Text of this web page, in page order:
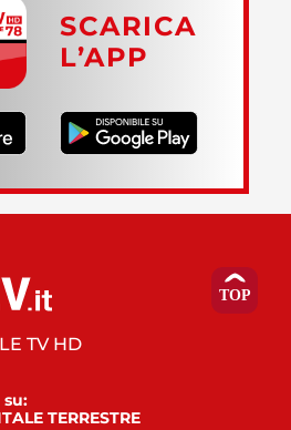
SCARICA
L’APP
TV HD
su:
TERRESTRE